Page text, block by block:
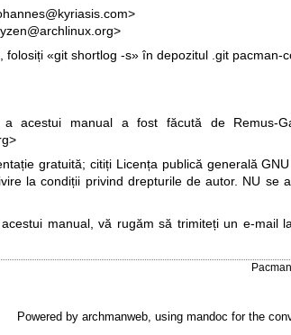
folosiți «git shortlog -s» în depozitul .git pacman-
acestui manual a fost făcută de Remus-
gratuită; citiți Licența publică generală
la condiții privind drepturile de autor. NU se
manual, vă rugăm să trimiteți un e-mail la
Powered by archmanweb, using mandoc for the